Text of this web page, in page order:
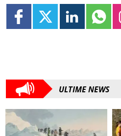
ULTIME NEWS